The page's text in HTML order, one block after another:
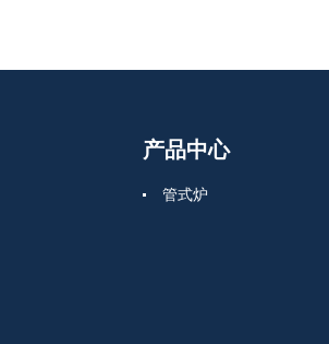
产品中心
管式炉